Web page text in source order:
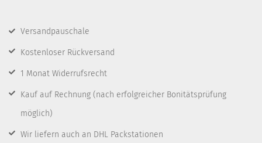
Versandpauschale
Kostenloser Rückversand
1 Monat Widerrufsrecht
Kauf auf Rechnung (nach erfolgreicher Bonitätsprüfung
möglich)
Wir liefern auch an DHL Packstationen